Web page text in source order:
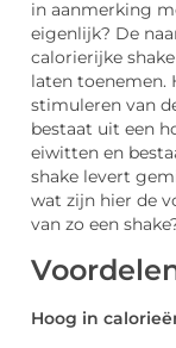
in aanmerking
eigenlijk? De
calorierijke
laten toenemen.
stimuleren van
bestaat uit een
eiwitten en
shake levert
wat zijn hier de
van zo een
Hoog in